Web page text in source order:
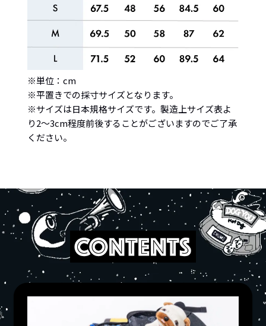
※単位：cm
※平置きでの採寸サイズとなります。
※サイズは日本規格サイズです。製造上サイズ表よ
り2〜3cm程度前後することがございますのでご了承
ください。